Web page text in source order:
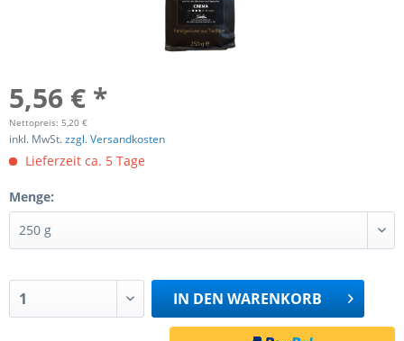
5,56 € *
Nettopreis: 5,20 €
inkl. MwSt.zzgl. Versandkosten
Lieferzeit ca. 5 Tage
Menge:
IN DEN WARENKORB